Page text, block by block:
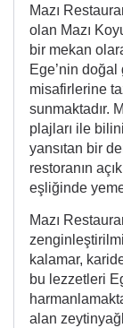
Mazı
olan Mazı
bir mekan
Ege’nin
misafirlerine
sunmaktadır.
plajları ile
yansıtan bir
restoranın
eşliğinde
Mazı
kalamar,
bu lezzetleri
alan